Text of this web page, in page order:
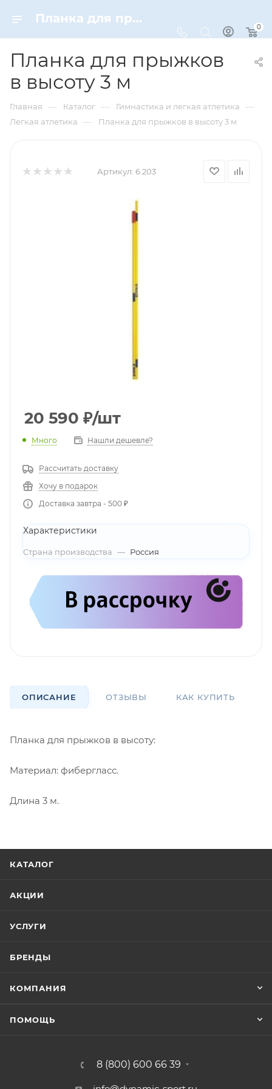
Планка для прыжков в высоту 3 м – купить по цене 20590 руб. в интернет-магазине Dynamic-Sport
0
Планка для прыжков
в высоту 3 м
Главная — Каталог — Гимнастика и легкая атлетика —
Легкая атлетика — Планка для прыжков в высоту 3 м
Артикул: 6.203
20 590 ₽/шт
Много Нашли дешевле?
Рассчитать доставку
Хочу в подарок
Доставка завтра - 500 ₽
Характеристики
Страна производства — Россия
ОПИСАНИЕ ОТЗЫВЫ КАК КУПИТЬ
Планка для прыжков в высоту:
Материал: фибергласс.
Длина 3 м.
КАТАЛОГ
АКЦИИ
УСЛУГИ
БРЕНДЫ
КОМПАНИЯ
ПОМОЩЬ
8 (800) 600 66 39